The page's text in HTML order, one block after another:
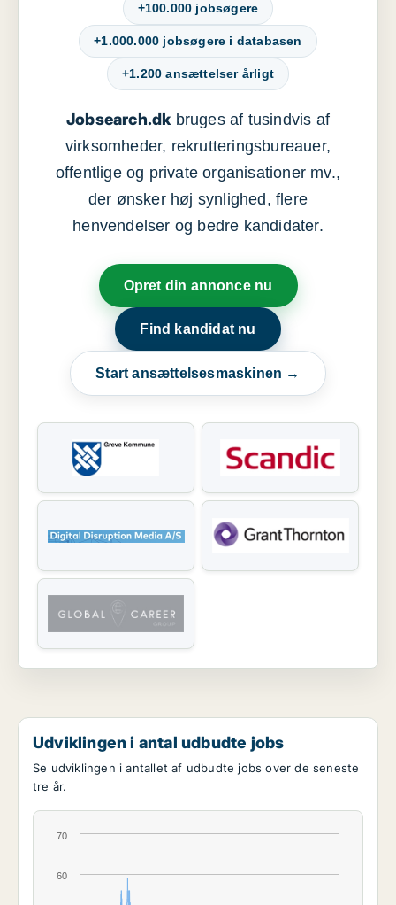
+100.000 jobsøgere
+1.000.000 jobsøgere i databasen
+1.200 ansættelser årligt
Jobsearch.dkbruges af tusindvis af
virksomheder, rekrutteringsbureauer,
offentlige og private organisationer mv.,
der ønsker høj synlighed, flere
henvendelser og bedre kandidater.
Opret din annonce nu
Find kandidat nu
Start ansættelsesmaskinen →
Udviklingen i antal udbudte jobs
Se udviklingen i antallet af udbudte jobs over de seneste
tre år.
60
70